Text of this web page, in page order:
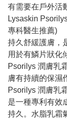
有需要在戶外活
Lysaskin
專科醫生推薦)
持久舒緩護膚，
用於有鱗片狀化
Psorilys 潤膚乳
膚有持續的保濕
Psorilys 潤膚乳
是一種專利有效
持久。水脂乳霜